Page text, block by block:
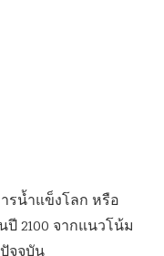
รน้ำแข็งโลก หรือ
2100 จากแนวโน้ม